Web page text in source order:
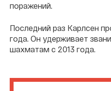
поражений.
Последний раз Карлсен
года. Он удерживает
шахматам с 2013 года.